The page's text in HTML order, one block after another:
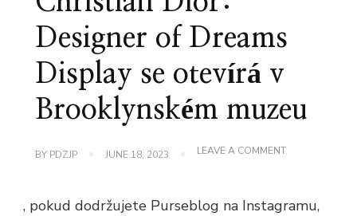
Designer of Dreams
Display se otevírá v
Brooklynském muzeu
BY PDZJP JUNE 18, 2023 LEAVE A COMMENTON
OF
, pokud dodržujete Purseblog na Instagramu,